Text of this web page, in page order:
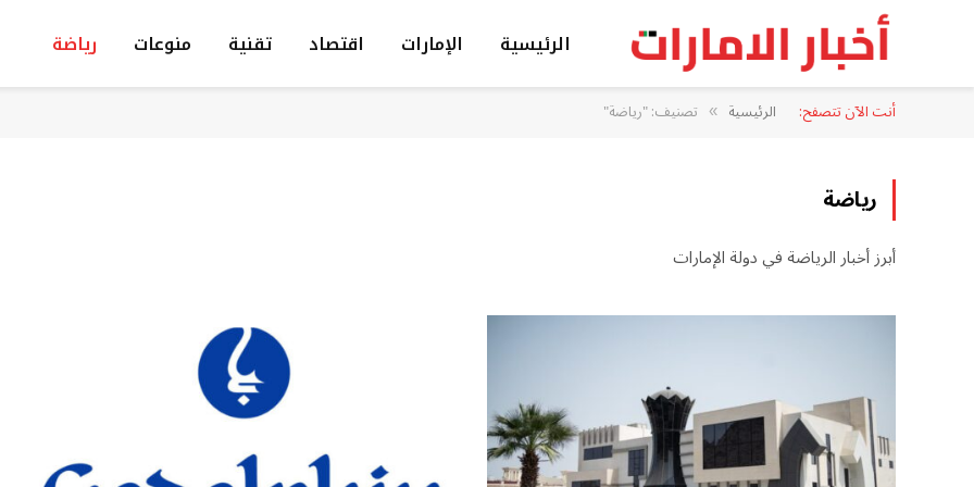
الرئيسية الإمارات اقتصاد تقنية منوعات رياضة
أنت الآن تتصفح: الرئيسية » تصنيف: "رياضة"
رياضة
أبرز أخبار الرياضة في دولة الإمارات